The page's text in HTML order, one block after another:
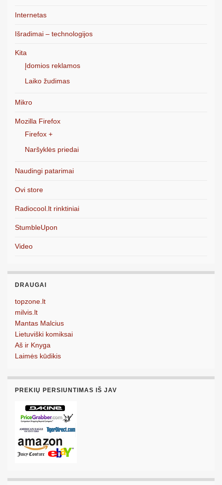
Internetas
Išradimai – technologijos
Kita
Įdomios reklamos
Laiko žudimas
Mikro
Mozilla Firefox
Firefox +
Naršyklės priedai
Naudingi patarimai
Ovi store
Radiocool.lt rinktiniai
StumbleUpon
Video
DRAUGAI
topzone.lt
milvis.lt
Mantas Malcius
Lietuviški komiksai
Aš ir Knyga
Laimės kūdikis
PREKIŲ PERSIUNTIMAS IŠ JAV